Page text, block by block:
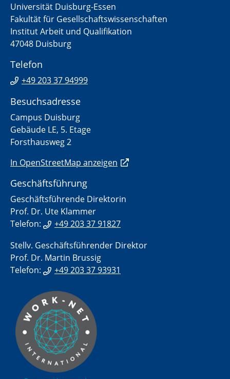
Universität Duisburg-Essen
Fakultät für Gesellschaftswissenschaften
Institut Arbeit und Qualifikation
47048 Duisburg
Telefon
+49 203 37 94999
Besuchsadresse
Campus Duisburg
Gebäude LE, 5. Etage
Forsthausweg 2
In OpenStreetMap anzeigen
Geschäftsführung
Geschäftsführende Direktorin
Prof. Dr. Ute Klammer
Telefon:
+49 203 37 91827
Stellv. Geschäftsführender Direktor
Prof. Dr. Martin Brussig
Telefon:
+49 203 37 93931